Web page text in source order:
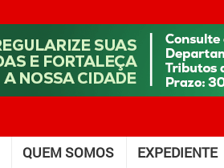
QUEM SOMOS EXPEDIENTE